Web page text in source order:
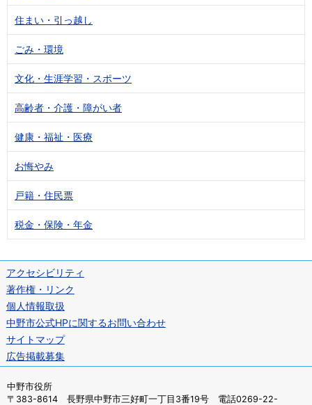
住まい・引っ越し
ごみ・環境
文化・生涯学習・スポーツ
高齢者・介護・障がい者
健康・福祉・医療
お悔やみ
戸籍・住民票
税金・保険・年金
アクセシビリティ
著作権・リンク
個人情報取扱
中野市公式HPに関するお問い合わせ
サイトマップ
広告掲載募集
中野市役所
〒383-8614 長野県中野市三好町一丁目3番19号 電話0269-22-